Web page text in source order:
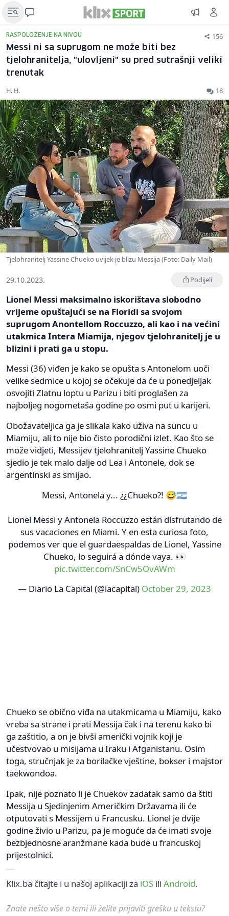
RASPOLOŽENJE NA NIVOU 156
Messi ni sa suprugom ne može biti bez
tjelohranitelja, "ulovljeni" su pred sutrašnji veliki
trenutak
H. H. 18
Tjelohranitelj Yassine Chueko uvijek je blizu Messija (Foto: Daily Mail)
29.10.2023. Podijeli
Lionel Messi maksimalno iskorištava slobodno
vrijeme opuštajući se na Floridi sa svojom
suprugom Anontellom Roccuzzo, ali kao i na većini
utakmica Intera Miamija, njegov tjelohranitelj je u
blizini i prati ga u stopu.
Messi (36) viđen je kako se opušta s Antonelom uoči
velike sedmice u kojoj se očekuje da će u ponedjeljak
osvojiti Zlatnu loptu u Parizu i biti proglašen za
najboljeg nogometaša godine po osmi put u karijeri.
Obožavateljica ga je slikala kako uživa na suncu u
Miamiju, ali to nije bio čisto porodični izlet. Kao što se
može vidjeti, Messijev tjelohranitelj Yassine Chueko
sjedio je tek malo dalje od Lea i Antonele, dok se
argentinski as smijao.
Messi, Antonela y... ¿¿Chueko?! 😅🇦🇷
Lionel Messi y Antonela Roccuzzo están disfrutando de
sus vacaciones en Miami. Y en esta curiosa foto,
podemos ver que el guardaespaldas de Lionel, Yassine
Chueko, lo seguirá a dónde vaya. 👀
pic.twitter.com/SnCw5OvAWm
— Diario La Capital (@lacapital) October 29, 2023
Chueko se obično viđa na utakmicama u Miamiju, kako
vreba sa strane i prati Messija čak i na terenu kako bi
ga zaštitio, a on je bivši američki vojnik koji je
učestvovao u misijama u Iraku i Afganistanu. Osim
toga, stručnjak je za borilačke vještine, bokser i majstor
taekwondoa.
Ipak, nije poznato li je Chuekov zadatak samo da štiti
Messija u Sjedinjenim Američkim Državama ili će
otputovati s Messijem u Francusku. Lionel je dvije
godine živio u Parizu, pa je moguće da će imati svoje
bezbjednosne aranžmane kada bude u francuskoj
prijestolnici.
Klix.ba čitajte i u našoj aplikaciji za iOS ili Android.
Znate nešto više o temi ili želite prijaviti grešku u tekstu?